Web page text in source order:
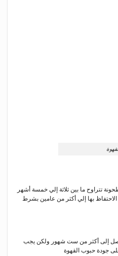
تتراوح ما بين ثلاثة إلي خمسة أشهر
بها إلي أكثر من عامين بشرط
تصل إلى أكثر من ست شهور ولكن يجب
جودة حبوب القهوة